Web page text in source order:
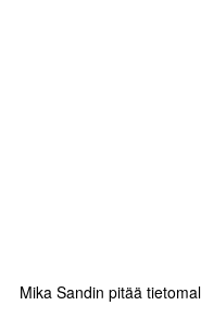
Mika Sandin pitää